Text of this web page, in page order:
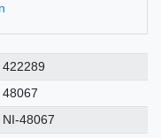
422289
48067
NI-48067